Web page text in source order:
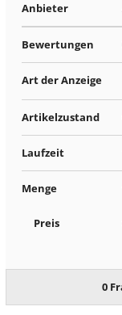
Anbieter
Bewertungen
Art der Anzeige
Artikelzustand
Laufzeit
Menge
Preis
0